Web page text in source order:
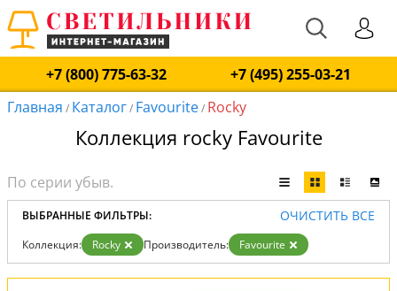
+7 (800) 775-63-32
+7 (495) 255-03-21
Главная / Каталог/ Favourite/ Rocky
Коллекция rocky Favourite
ВЫБРАННЫЕ ФИЛЬТРЫ: ОЧИСТИТЬ ВСЕ
Коллекция: Rocky Производитель: Favourite